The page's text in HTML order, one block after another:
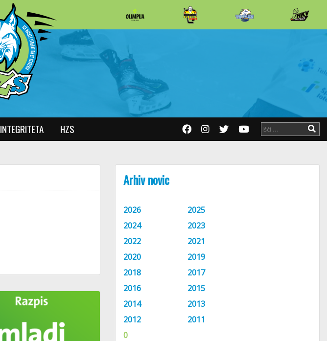
INTEGRITETA HZS
Arhiv novic
2026
2025
2024
2023
2022
2021
2020
2019
2018
2017
2016
2015
2014
2013
2012
2011
0